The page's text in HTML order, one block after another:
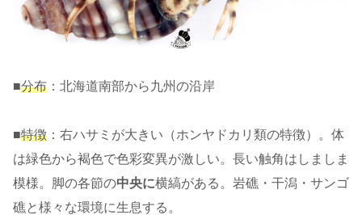
■分布 ：北海道南部から九州の沿岸
■特徴 ：右ハサミが大きい（ホンヤドカリ類の特徴）。体
は緑色から褐色で色彩変異が激しい。長い触角はしましま
模様。脚の各節の中央に横縞がある。岩礁・干潟・サンゴ
礁と様々な環境に生息する。